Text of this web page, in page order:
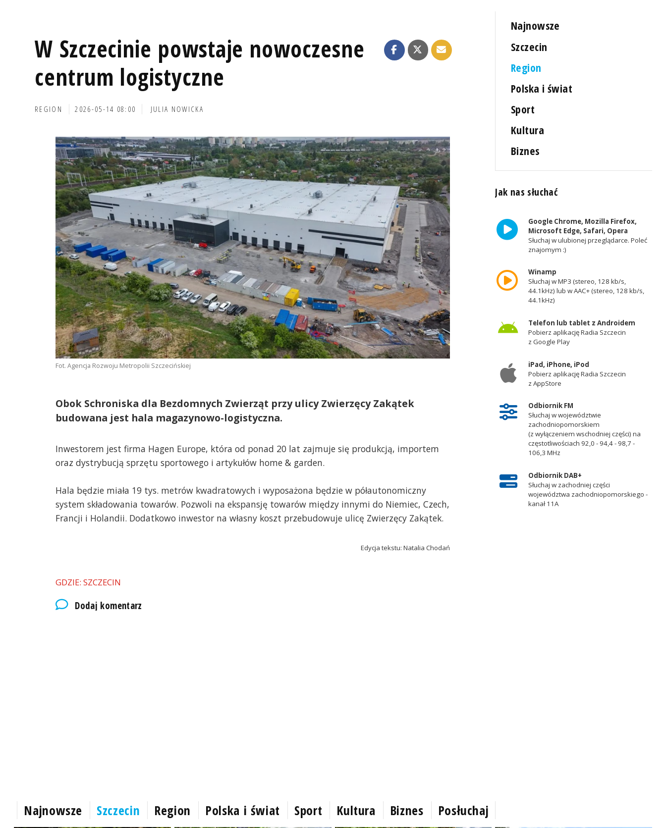
W Szczecinie powstaje nowoczesne
centrum logistyczne
REGION 2026-05-14 08:00 JULIA NOWICKA
Fot. Agencja Rozwoju Metropolii Szczecińskiej
Obok Schroniska dla Bezdomnych Zwierząt przy ulicy Zwierzęcy Zakątek
budowana jest hala magazynowo-logistyczna.
Inwestorem jest firma Hagen Europe, która od ponad 20 lat zajmuje się produkcją, importem
oraz dystrybucją sprzętu sportowego i artykułów home & garden.
Hala będzie miała 19 tys. metrów kwadratowych i wyposażona będzie w półautonomiczny
system składowania towarów. Pozwoli na ekspansję towarów między innymi do Niemiec, Czech,
Francji i Holandii. Dodatkowo inwestor na własny koszt przebudowuje ulicę Zwierzęcy Zakątek.
Edycja tekstu: Natalia Chodań
GDZIE: SZCZECIN
Dodaj komentarz
Najnowsze
Szczecin
Region
Polska i świat
Sport
Kultura
Biznes
Jak nas słuchać
Google Chrome, Mozilla Firefox,
Microsoft Edge, Safari, Opera
Słuchaj w ulubionej przeglądarce. Poleć
znajomym :)
Winamp
Słuchaj w MP3 (stereo, 128 kb/s,
44.1kHz) lub w AAC+ (stereo, 128 kb/s,
44.1kHz)
Telefon lub tablet z Androidem
Pobierz aplikację Radia Szczecin
z Google Play
iPad, iPhone, iPod
Pobierz aplikację Radia Szczecin
z AppStore
Odbiornik FM
Słuchaj w województwie
zachodniopomorskiem
(z wyłączeniem wschodniej części) na
częstotliwościach 92,0 - 94,4 - 98,7 -
106,3 MHz
Odbiornik DAB+
Słuchaj w zachodniej części
województwa zachodniopomorskiego -
kanał 11A
Najnowsze Szczecin Region Polska i świat Sport Kultura Biznes Posłuchaj